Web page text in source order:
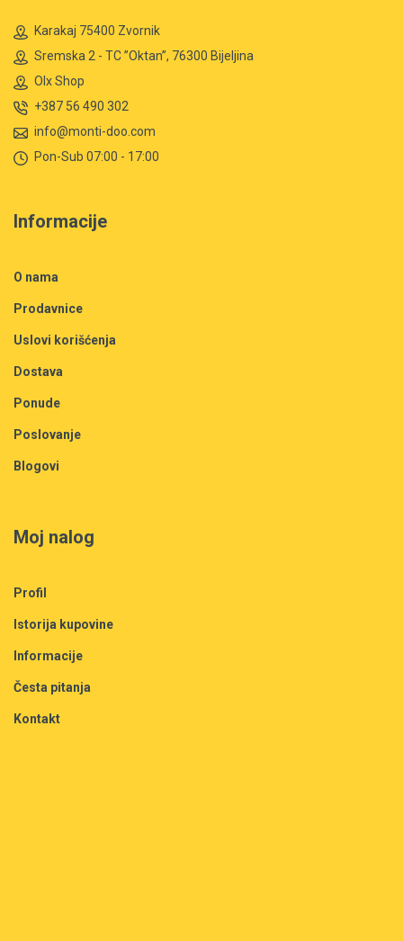
Karakaj 75400 Zvornik
Sremska 2 - TC ”Oktan”, 76300 Bijeljina
Olx Shop
+387 56 490 302
info@monti-doo.com
Pon-Sub 07:00 - 17:00
Informacije
O nama
Prodavnice
Uslovi korišćenja
Dostava
Ponude
Poslovanje
Blogovi
Moj nalog
Profil
Istorija kupovine
Informacije
Česta pitanja
Kontakt